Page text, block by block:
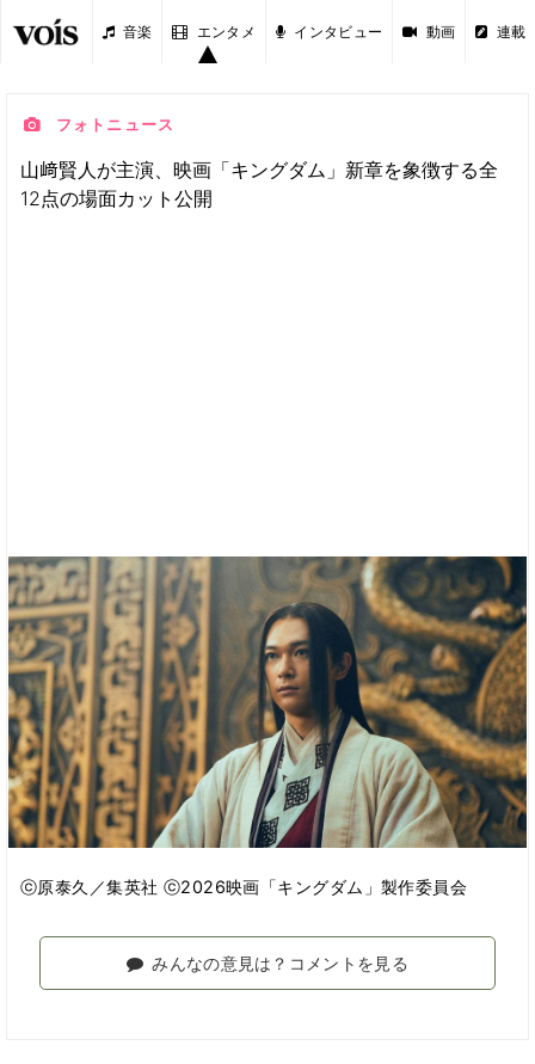
音楽 エンタメ インタビュー 動画 連載
フォトニュース
山﨑賢人が主演、映画「キングダム」新章を象徴する全
12点の場面カット公開
ⓒ原泰久／集英社 ⓒ2026映画「キングダム」製作委員会
みんなの意見は？コメントを見る